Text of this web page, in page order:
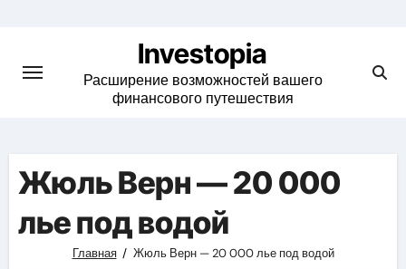
content
Investopia
Расширение возможностей вашего
финансового путешествия
Жюль Верн — 20 000
лье под водой
Главная Жюль Верн — 20 000 лье под водой